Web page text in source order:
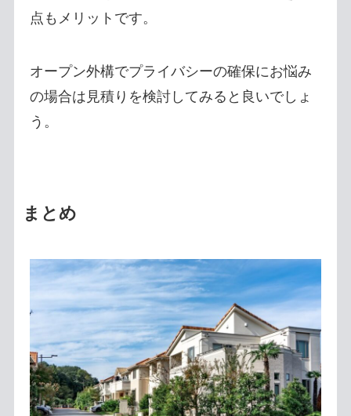
点もメリットです。
オープン外構でプライバシーの確保にお悩み
の場合は見積りを検討してみると良いでしょ
う。
まとめ